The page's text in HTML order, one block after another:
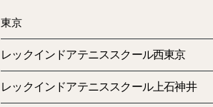
東京
レックインドアテニススクール西東京
レックインドアテニススクール上石神井